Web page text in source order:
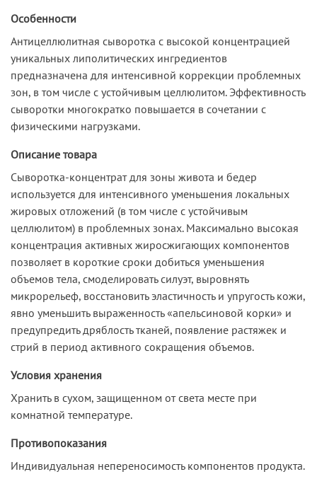
Особенности
Антицеллюлитная сыворотка с высокой концентрацией
уникальных липолитических ингредиентов
предназначена для интенсивной коррекции проблемных
зон, в том числе с устойчивым целлюлитом. Эффективность
сыворотки многократко повышается в сочетании с
физическими нагрузками.
Описание товара
Сыворотка-концентрат для зоны живота и бедер
используется для интенсивного уменьшения локальных
жировых отложений (в том числе с устойчивым
целлюлитом) в проблемных зонах. Максимально высокая
концентрация активных жиросжигающих компонентов
позволяет в короткие сроки добиться уменьшения
объемов тела, смоделировать силуэт, выровнять
микрорельеф, восстановить эластичность и упругость кожи,
явно уменьшить выраженность «апельсиновой корки» и
предупредить дряблость тканей, появление растяжек и
стрий в период активного сокращения объемов.
Условия хранения
Хранить в сухом, защищенном от света месте при
комнатной температуре.
Противопоказания
Индивидуальная непереносимость компонентов продукта.